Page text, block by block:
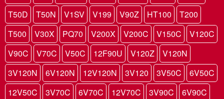
T50D
T50N V1SV V199 V90Z HT100
T200
T500
V30X PQ70 V200X V200C V150C
V120C
V90C
V70C V50C 12F90U V120Z
V120N
3V120N
6V120N 12V120N 3V120 3V50C
6V50C
12V50C
3V70C 6V70C 12V70C 3V90C
6V90C